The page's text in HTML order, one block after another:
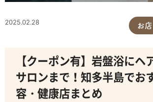
2025.02.28 お店
【クーポン有】岩盤浴にヘ
サロンまで！知多半島でお
容・健康店まとめ